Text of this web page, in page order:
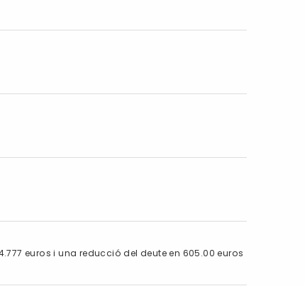
euros i una reducció del deute en 605.00 euros